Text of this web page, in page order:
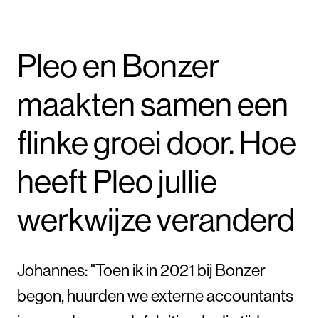
Pleo en Bonzer
maakten samen een
flinke groei door. Hoe
heeft Pleo jullie
werkwijze veranderd
Johannes: "Toen ik in 2021 bij Bonzer
begon, huurden we externe accountants